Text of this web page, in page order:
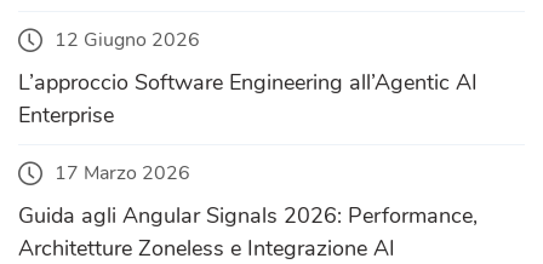
12 Giugno 2026
L’approccio Software Engineering all’Agentic AI
Enterprise
17 Marzo 2026
Guida agli Angular Signals 2026: Performance,
Architetture Zoneless e Integrazione AI